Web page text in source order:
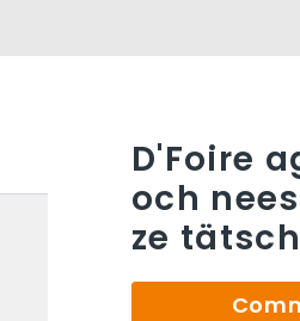
D'Foire
och
ze